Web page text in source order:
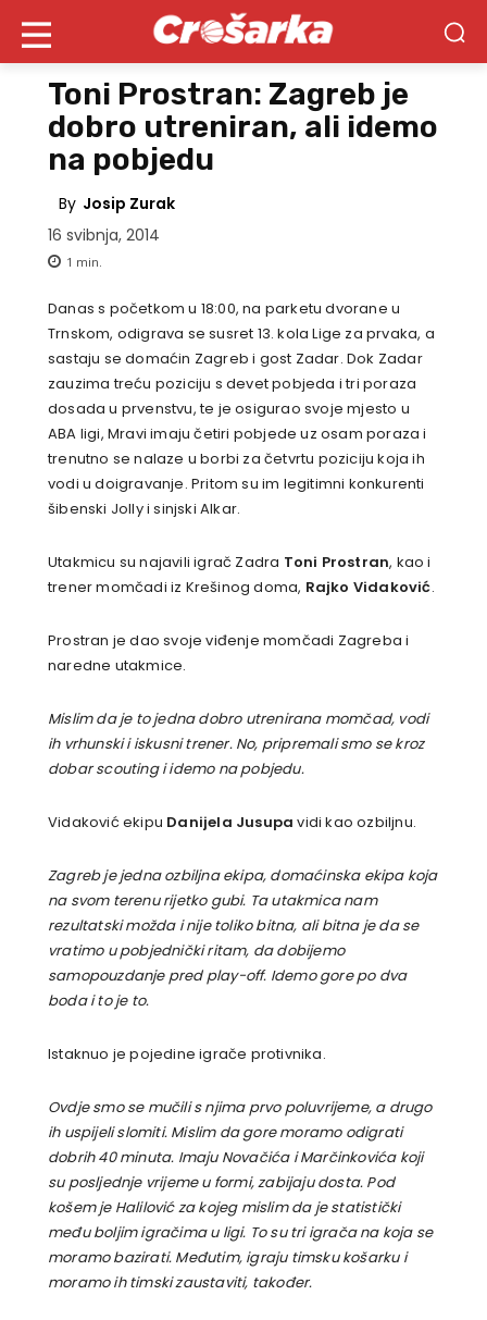
Toni Prostran: Zagreb je
dobro utreniran, ali idemo
na pobjedu
By Josip Zurak
16 svibnja, 2014
1 min.
Danas s početkom u 18:00, na parketu dvorane u
Trnskom, odigrava se susret 13. kola Lige za prvaka, a
sastaju se domaćin Zagreb i gost Zadar. Dok Zadar
zauzima treću poziciju s devet pobjeda i tri poraza
dosada u prvenstvu, te je osigurao svoje mjesto u
ABA ligi, Mravi imaju četiri pobjede uz osam poraza i
trenutno se nalaze u borbi za četvrtu poziciju koja ih
vodi u doigravanje. Pritom su im legitimni konkurenti
šibenski Jolly i sinjski Alkar.
Utakmicu su najavili igrač Zadra Toni Prostran, kao i
trener momčadi iz Krešinog doma, Rajko Vidaković.
Prostran je dao svoje viđenje momčadi Zagreba i
naredne utakmice.
Mislim da je to jedna dobro utrenirana momčad, vodi
ih vrhunski i iskusni trener. No, pripremali smo se kroz
dobar scouting i idemo na pobjedu.
Vidaković ekipu Danijela Jusupa vidi kao ozbiljnu.
Zagreb je jedna ozbiljna ekipa, domaćinska ekipa koja
na svom terenu rijetko gubi. Ta utakmica nam
rezultatski možda i nije toliko bitna, ali bitna je da se
vratimo u pobjednički ritam, da dobijemo
samopouzdanje pred play-off. Idemo gore po dva
boda i to je to.
Istaknuo je pojedine igrače protivnika.
Ovdje smo se mučili s njima prvo poluvrijeme, a drugo
ih uspijeli slomiti. Mislim da gore moramo odigrati
dobrih 40 minuta. Imaju Novačića i Marčinkovića koji
su posljednje vrijeme u formi, zabijaju dosta. Pod
košem je Halilović za kojeg mislim da je statistički
među boljim igračima u ligi. To su tri igrača na koja se
moramo bazirati. Međutim, igraju timsku košarku i
moramo ih timski zaustaviti, također.